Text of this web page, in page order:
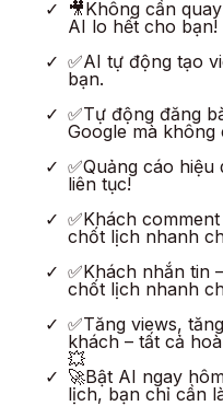
🎥Không cần
AI lo hết cho bạn!
✅AI tự động tạo
bạn.
✅Tự động đăng
Google mà không
✅Quảng cáo
liên tục!
✅Khách
chốt lịch nhanh
✅Khách nhắn tin
chốt lịch nhanh
✅Tăng views,
khách – tất cả
💥
🚀Bật AI ngay
lịch, bạn chỉ cần